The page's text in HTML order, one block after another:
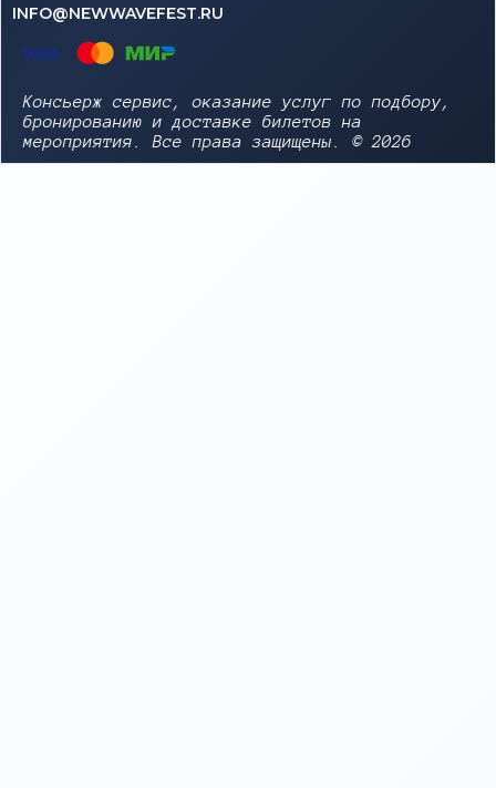
INFO@NEWWAVEFEST.RU
Консьерж сервис, оказание услуг по подбору,
бронированию и доставке билетов на
мероприятия. Все права защищены. © 2026